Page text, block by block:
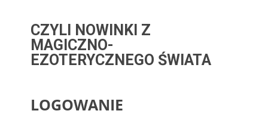
CZYLI NOWINKI Z
MAGICZNO-
EZOTERYCZNEGO ŚWIATA
LOGOWANIE